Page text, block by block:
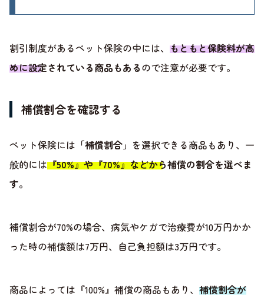
割引制度があるペット保険の中には、 もともと保険料が高
めに設定されている商品もあるので注意が必要です。
補償割合を確認する
ペット保険には 「補償割合」 を選択できる商品もあり、一
般的には『50%』や『70%』などから補償の割合を選べま
す。
補償割合が70%の場合、病気やケガで治療費が10万円かか
った時の補償額は7万円、自己負担額は3万円です。
商品によっては『100%』補償の商品もあり、 補償割合が